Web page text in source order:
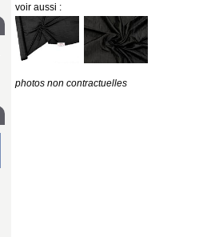
voir aussi :
photos non contractuelles